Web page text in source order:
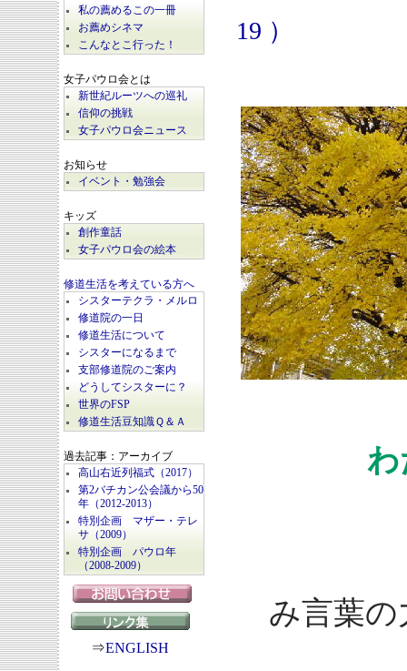
私の薦めるこの一冊
お薦めシネマ
こんなとこ行った！
女子パウロ会とは
新世紀ルーツへの巡礼
信仰の挑戦
女子パウロ会ニュース
お知らせ
イベント・勉強会
キッズ
創作童話
女子パウロ会の絵本
修道生活を考えている方へ
シスターテクラ・メルロ
修道院の一日
修道生活について
シスターになるまで
支部修道院のご案内
どうしてシスターに？
世界のFSP
修道生活豆知識Ｑ＆Ａ
過去記事：アーカイブ
高山右近列福式（2017）
第2バチカン公会議から50
年（2012-2013）
特別企画 マザー・テレ
サ（2009）
特別企画 パウロ年
（2008-2009）
⇒ENGLISH
19 ）
わ
み言葉